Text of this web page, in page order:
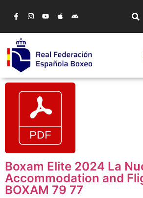
Boxam Elite 2024 La
Accommodation and
BOXAM 79 77